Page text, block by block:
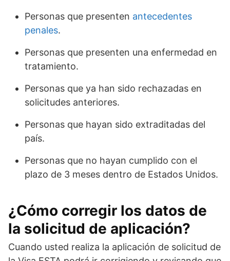
Personas que presenten antecedentes
penales.
Personas que presenten una enfermedad en
tratamiento.
Personas que ya han sido rechazadas en
solicitudes anteriores.
Personas que hayan sido extraditadas del
país.
Personas que no hayan cumplido con el
plazo de 3 meses dentro de Estados Unidos.
¿Cómo corregir los datos de
la solicitud de aplicación?
Cuando usted realiza la aplicación de solicitud de